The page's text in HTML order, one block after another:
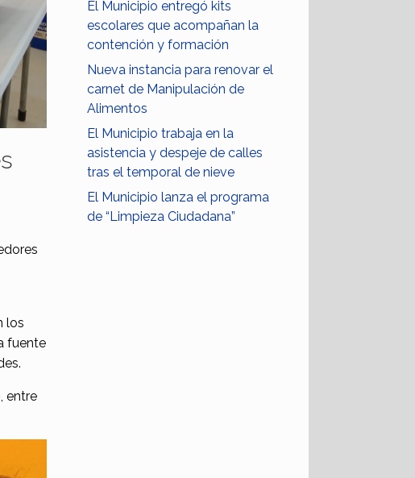
los
fuente
entre
El Municipio entregó kits
escolares que acompañan la
contención y formación
Nueva instancia para renovar el
carnet de Manipulación de
Alimentos
El Municipio trabaja en la
asistencia y despeje de calles
tras el temporal de nieve
El Municipio lanza el programa
de “Limpieza Ciudadana”